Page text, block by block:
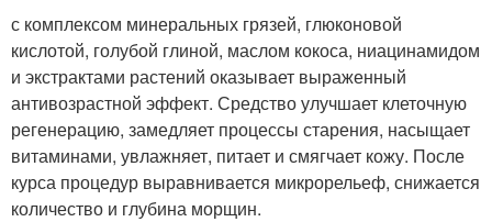
с комплексом минеральных грязей, глюконовой
кислотой, голубой глиной, маслом кокоса, ниацинамидом
и экстрактами растений оказывает выраженный
антивозрастной эффект. Средство улучшает клеточную
регенерацию, замедляет процессы старения, насыщает
витаминами, увлажняет, питает и смягчает кожу. После
курса процедур выравнивается микрорельеф, снижается
количество и глубина морщин.